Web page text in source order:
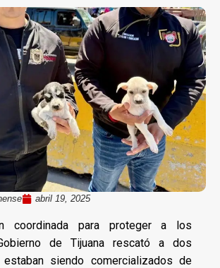
abril 19, 2025
coordinada para proteger a los
de Tijuana rescató a dos
siendo comercializados de